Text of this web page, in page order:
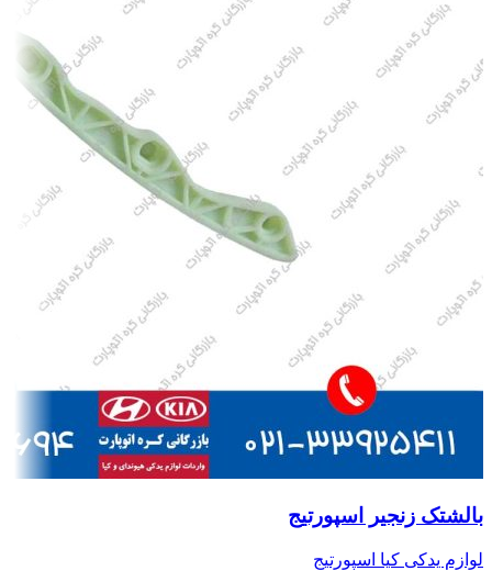
بالشتک زنجیر اسپورتیج
لوازم یدکی کیا اسپورتیج